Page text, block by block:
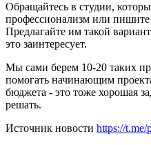
Обращайтесь в студии,
профессионализм или пишите
Предлагайте им такой
это заинтересует.
Мы сами берем 10-20 таких
помогать начинающим
бюджета - это тоже хорошая
решать.
Источник новости https://t.me/